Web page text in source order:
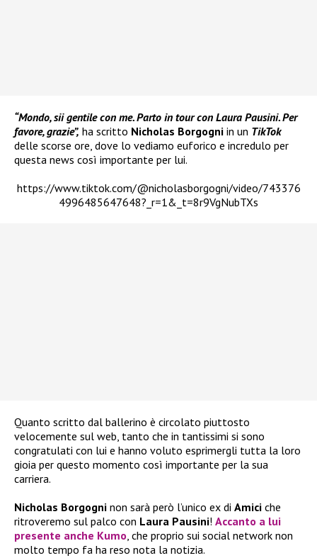
“Mondo, sii gentile con me. Parto in tour con Laura Pausini. Per
favore, grazie”, ha scritto Nicholas Borgogni in un TikTok
delle scorse ore, dove lo vediamo euforico e incredulo per
questa news così importante per lui.
https://www.tiktok.com/@nicholasborgogni/video/743376
4996485647648?_r=1&_t=8r9VgNubTXs
Quanto scritto dal ballerino è circolato piuttosto
velocemente sul web, tanto che in tantissimi si sono
congratulati con lui e hanno voluto esprimergli tutta la loro
gioia per questo momento così importante per la sua
carriera.
Nicholas Borgogni non sarà però l’unico ex di Amici che
ritroveremo sul palco con Laura Pausini! Accanto a lui
presente anche Kumo, che proprio sui social network non
molto tempo fa ha reso nota la notizia.